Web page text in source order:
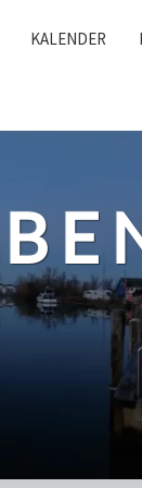
KALENDER